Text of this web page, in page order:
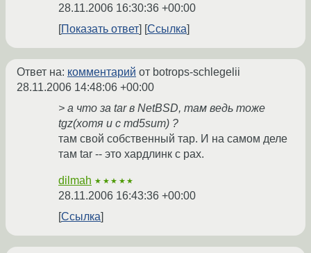
28.11.2006 16:30:36 +00:00
Показать ответ
Ссылка
Ответ на: комментарий от botrops-schlegelii
28.11.2006 14:48:06 +00:00
> а что за tar в NetBSD, там ведь тоже
tgz(хотя и с md5sum) ?
там свой собственный тар. И на самом деле
там tar -- это хардлинк с pax.
dilmah ★★★★★
28.11.2006 16:43:36 +00:00
Ссылка